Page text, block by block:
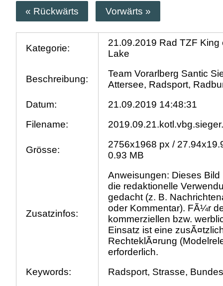
« Rückwärts Vorwärts »
Kategorie:
21.09.2019 Rad TZF King
Lake
Beschreibung:
Team Vorarlberg Santic
Attersee, Radsport,
Datum:
21.09.2019 14:48:31
Filename:
Grösse:
2756x1968 px /
0.93 MB
Zusatzinfos:
Anweisungen: Dieses
die redaktionelle
gedacht (z. B.
oder Kommentar). FÃ¼r
kommerziellen bzw.
Einsatz ist eine
RechteklÃ¤rung
erforderlich.
Keywords:
Radsport, Strasse,